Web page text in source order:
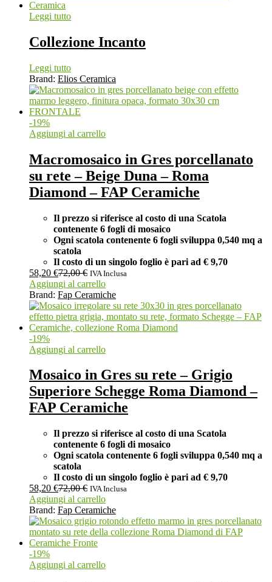
Leggi tutto
Collezione Incanto
Leggi tutto
Brand: Elios Ceramica
-19%
Aggiungi al carrello
Macromosaico in Gres porcellanato
su rete – Beige Duna – Roma
Diamond – FAP Ceramiche
Il prezzo si riferisce al costo di una Scatola
contenente 6 fogli di mosaico
Ogni scatola contenente 6 fogli sviluppa 0,540 mq a
scatola
Il costo di un singolo foglio è pari ad € 9,70
58,20 €72,00€ IVA Inclusa
Aggiungi al carrello
Brand: Fap Ceramiche
-19%
Aggiungi al carrello
Mosaico in Gres su rete – Grigio
Superiore Schegge Roma Diamond –
FAP Ceramiche
Il prezzo si riferisce al costo di una Scatola
contenente 6 fogli di mosaico
Ogni scatola contenente 6 fogli sviluppa 0,540 mq a
scatola
Il costo di un singolo foglio è pari ad € 9,70
58,20 €72,00€ IVA Inclusa
Aggiungi al carrello
Brand: Fap Ceramiche
-19%
Aggiungi al carrello